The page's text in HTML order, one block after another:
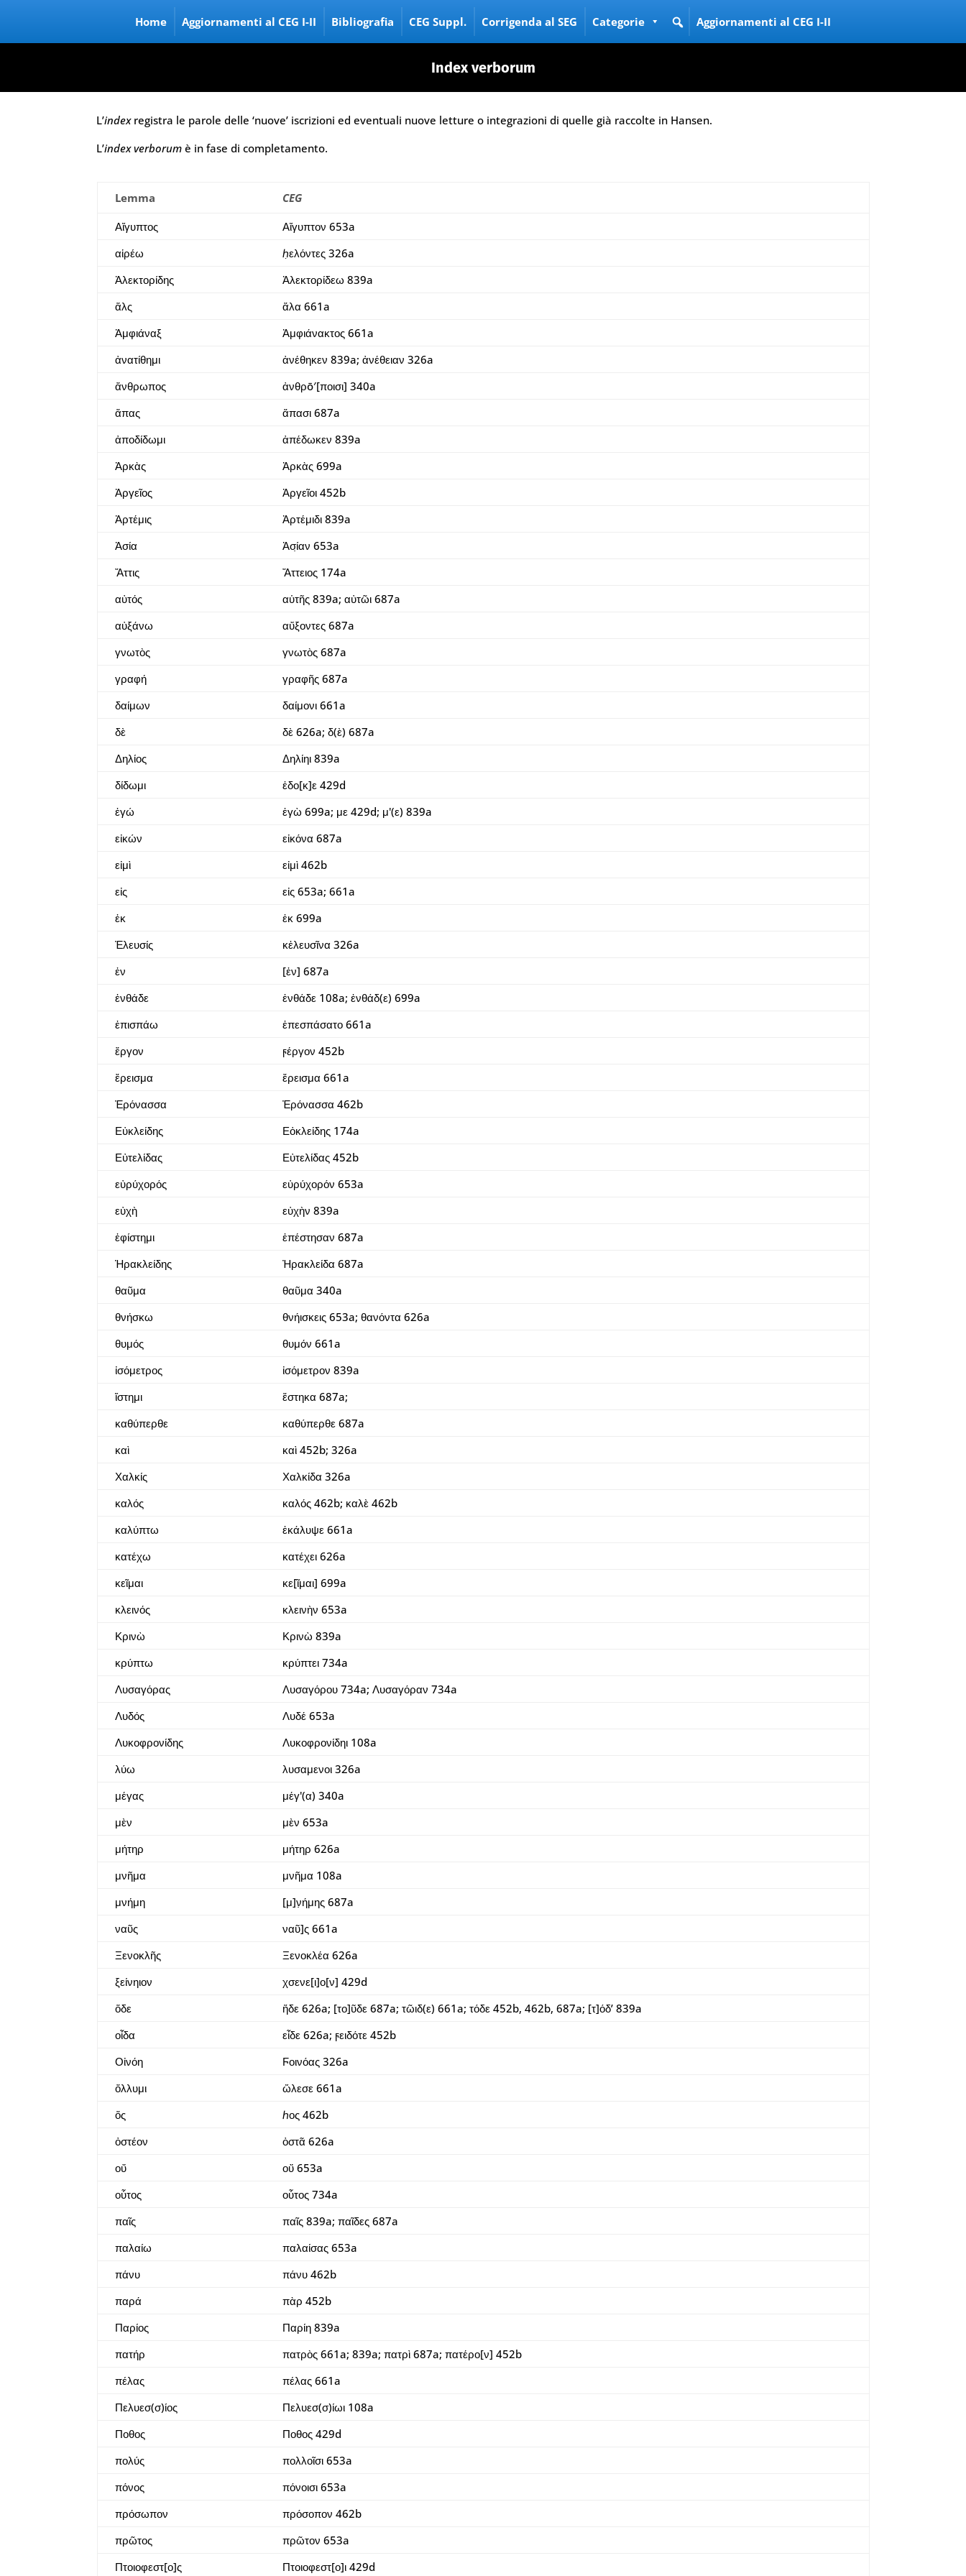
Home Aggiornamenti al CEG I-II Bibliografia CEG Suppl. Corrigenda al SEG Categorie Aggiornamenti al CEG I-II
Index verborum
L’index registra le parole delle ‘nuove’ iscrizioni ed eventuali nuove letture o integrazioni di quelle già raccolte in Hansen.
L’index verborum è in fase di completamento.
Lemma
CEG
Αἴγυπτος
Αἴγυπτον 653a
αἱρέω
ℎ̣ελόντες 326a
Ἀλεκτορίδης
Ἀλεκτορίδεω 839a
ἅλς
ἅλα 661a
Ἀμφιάναξ
Ἀμφιάνακτος 661a
ἀνατίθημι
ἀνέθηκεν 839a; ἀνέθειαν 326a
ἄνθρωπος
ἀνθρō′[ποισι] 340a
ἅπας
ἅπασι 687a
ἀποδίδωμι
ἀπέδωκεν 839a
Ἀρκὰς
Ἀρκὰς 699a
Ἀργεῖος
Ἀργεῖοι 452b
Ἀρτέμις
Ἀρτέμιδι 839a
Ἀσία
Ἀσί̣αν 653a
Ἄττις
Ἄττειος 174a
αὐτός
αὑτῆς 839a; αὐτῶι 687a
αὐξάνω
αὔξοντες 687a
γνωτὸς
γνωτὸς 687a
γραφή
γραφῆς 687a
δαίμων
δαίμονι 661a
δὲ
δὲ 626a; δ(ὲ) 687a
Δηλίος
Δηλίηι 839a
δίδωμι
ἐδο[κ]ε 429d
ἐγώ
ἐγὼ 699a; με 429d; μ'(ε) 839a
εἰκών
εἰκόνα 687a
εἰμὶ
εἰμὶ 462b
εἰς
εἰς 653a; 661a
ἐκ
ἐκ 699a
Ἐλευσίς
κἐλευσῖνα 326a
ἐν
[ἐν] 687a
ἐνθάδε
ἐνθάδε 108a; ἐνθάδ(ε) 699a
ἐπισπάω
ἐπεσπάσατο 661a
ἔργον
ϝέργον 452b
ἔρεισμα
ἔρεισμα 661a
Ἐρόνασσα
Ἐρόνασσα 462b
Εὐκλείδης
Εὀκλείδης 174a
Εὐτελίδας
Εὐτελίδας 452b
εὐρύχορός
εὐρύχορόν 653a
εὐχὴ
εὐχὴν 839a
ἐφίστημι
ἐπέστησαν 687a
Ἡρακλείδης
Ἠρακλείδα 687a
θαῦμα
θαῦμα 340a
θνήσκω
θνήισκεις 653a; θανόντα 626a
θυμός
θυμόν 661a
ἰσόμετρος
ἰσόμετρον 839a
ἵστημι
ἕστηκα 687a;
καθύπερθε
καθύπερθε 687a
καὶ
καὶ 452b; 326a
Χαλκίς
Χαλκίδα 326a
καλός
καλός 462b; καλὲ 462b
καλύπτω
ἐκάλυψε 661a
κατέχω
κατέχει 626a
κεῖμαι
κε[ῖμαι] 699a
κλεινός
κλεινὴν 653a
Κρινὼ
Κρινὼ 839a
κρύπτω
κρύπτει 734a
Λυσαγόρας
Λυσαγόρου 734a; Λυσαγόραν 734a
Λυδός
Λυδέ 653a
Λυκοφρονίδης
Λυκοφρονίδηι 108a
λύω
λυσαμενοι 326a
μέγας
μέγ'(α) 340a
μὲν
μὲν 653a
μήτηρ
μήτηρ 626a
μνῆμα
μνῆμα 108a
μνήμη
[μ]ν̣ήμης 687a
ναῦς
ναῦ]ς 661a
Ξενοκλῆς
Ξενοκλέα 626a
ξείνηιον
χσενε[ι]ο[ν] 429d
ὅδε
ἥδε 626a; [το]ῦδε 687a; τῶιδ(ε) 661a; τόδε 452b, 462b, 687a; [τ]όδ’ 839a
οἶδα
εἶδε 626a; ϝειδότε 452b
Οἰνόη
Ϝοινόας 326a
ὄλλυμι
ὤλεσε 661a
ὅς
ℎος 462b
ὀστέον
ὀστᾶ 626a
οὔ
οὔ 653a
οὗτος
οὗτος 734a
παῖς
παῖς 839a; παῖδες 687a
παλαίω
παλαίσας 653a
πάνυ
πάνυ 462b
παρά
πὰρ 452b
Παρίος
Παρίη 839a
πατήρ
πατρὸς 661a; 839a; πατρὶ 687a; πατέρο[ν] 452b
πέλας
πέλας 661a
Πελυεσ(σ)ίος
Πελυεσ(σ)ίωι 108a
Ποθος
Ποθος 429d
πολύς
πολλοῖσι 653a
πόνος
πόνοισι 653a
πρόσωπον
πρόσοπον 462b
πρῶτος
πρῶτον 653a
Πτοιοφεστ[ο]ς
Πτοιοφεστ[ο]ι 429d